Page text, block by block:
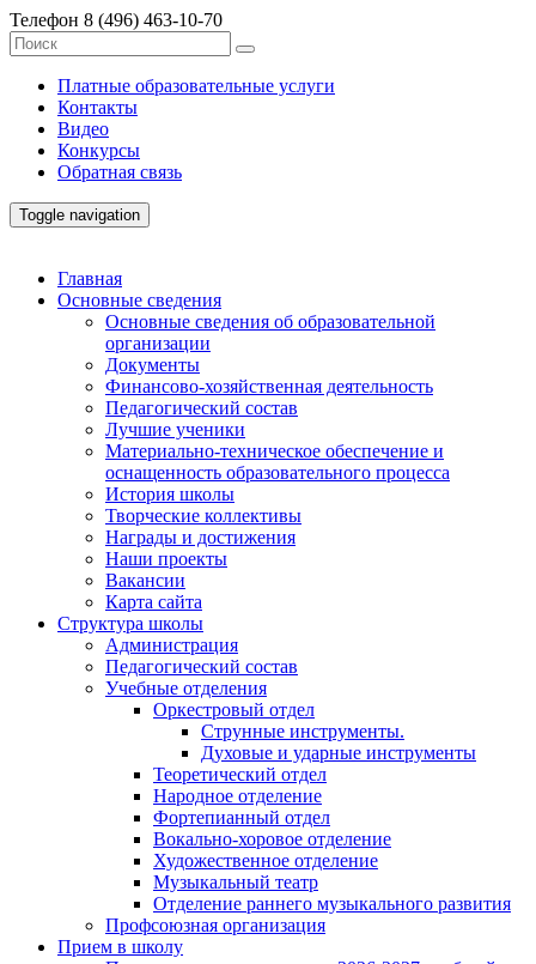
Телефон 8 (496) 463-10-70
Платные образовательные услуги
Контакты
Видео
Конкурсы
Обратная связь
Toggle navigation
Главная
Основные сведения
Основные сведения об образовательной
организации
Документы
Финансово-хозяйственная деятельность
Педагогический состав
Лучшие ученики
Материально-техническое обеспечение и
оснащенность образовательного процесса
История школы
Творческие коллективы
Награды и достижения
Наши проекты
Вакансии
Карта сайта
Структура школы
Администрация
Педагогический состав
Учебные отделения
Оркестровый отдел
Струнные инструменты.
Духовые и ударные инструменты
Теоретический отдел
Народное отделение
Фортепианный отдел
Вокально-хоровое отделение
Художественное отделение
Музыкальный театр
Отделение раннего музыкального развития
Профсоюзная организация
Прием в школу